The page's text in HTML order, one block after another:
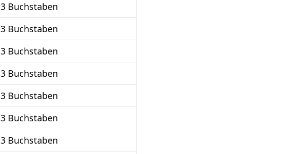
3 Buchstaben
3 Buchstaben
3 Buchstaben
3 Buchstaben
3 Buchstaben
3 Buchstaben
3 Buchstaben